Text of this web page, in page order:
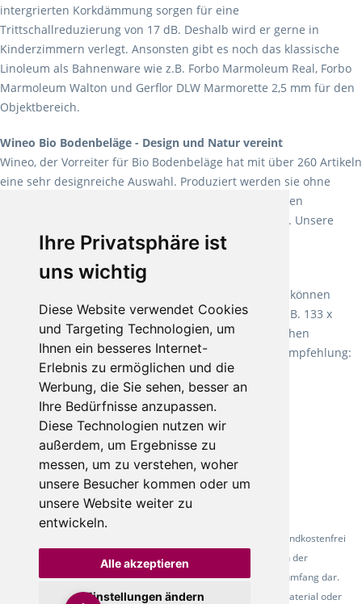
Ihre Privatsphäre ist
uns wichtig
Diese Website verwendet Cookies
und Targeting Technologien, um
Ihnen ein besseres Internet-
Erlebnis zu ermöglichen und die
Werbung, die Sie sehen, besser an
Ihre Bedürfnisse anzupassen.
Diese Technologien nutzen wir
außerdem, um Ergebnisse zu
messen, um zu verstehen, woher
unsere Besucher kommen oder um
unsere Website weiter zu
entwickeln.
Alle akzeptieren
Einstellungen ändern
intergrierten Korkdämmung sorgen für eine
Trittschallreduzierung von 17 dB. Deshalb wird er gerne in
Kinderzimmern verlegt. Ansonsten gibt es noch das klassische
Linoleum als Bahnenware wie z.B. Forbo Marmoleum Real, Forbo
Marmoleum Walton und Gerflor DLW Marmorette 2,5 mm für den
Objektbereich.
Wineo Bio Bodenbeläge - Design und Natur vereint
Wineo, der Vorreiter für Bio Bodenbeläge hat mit über 260 Artikeln
eine sehr designreiche Auswahl. Produziert werden sie ohne
Weichmacher und Lösungsmittel. Mit allen verfügbaren
Verlegearten ist er für jegliche Bauvorhaben attraktiv. Unsere
Empfehlung:Wineo 1000 Multi Layer XXL.
Teppiche für ein angenehmes Laufgefühl
machen es schon lange vor. Sie können
Teppich in Ihrem gewünschten Sondermaß kaufen, z.B. 133 x
60cm. Vor allem in Schlafzimmern aufgrund der weichen
Oberfläche ein sehr beliebter Zusatzboden. Unsere Empfehlung:
Fletco Fluffy und Fletco Hermelin
* Alle Preise inkl. gesetzl. Mehrwertsteuer - Alle Artikel versandkostenfrei
ab 500 Euro in Deutschland! Die Abbildungen dienen der
Produktpräsentation und stellen nicht zwingend den Lieferumfang dar.
Farbunterschiede der Abbildungen können durch das Fotomaterial oder